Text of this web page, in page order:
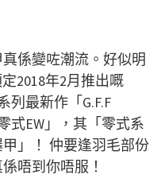
係變咗潮流。好似明
2018年2月推出嘅
列最新作「G.F.F
式EW」，其「零式系
」！ 仲要逢羽毛部份
唔到你唔服！